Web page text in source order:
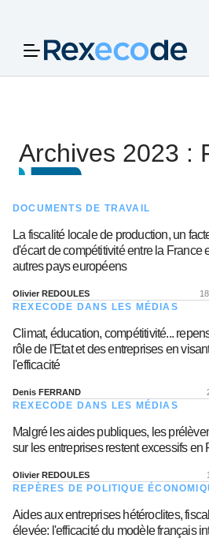
Archives 2023 :
DOCUMENTS DE TRAVAIL
La fiscalité locale de production, un
d'écart de compétitivité entre la France
autres pays européens
Olivier REDOULES
REXECODE DANS LES MÉDIAS
Climat, éducation, compétitivité...
rôle de l'Etat et des entreprises en
l'efficacité
Denis FERRAND
REXECODE DANS LES MÉDIAS
Malgré les aides publiques, les
sur les entreprises restent excessifs en
Olivier REDOULES
REPÈRES DE POLITIQUE
Aides aux entreprises hétéroclites,
élevée: l'efficacité du modèle français